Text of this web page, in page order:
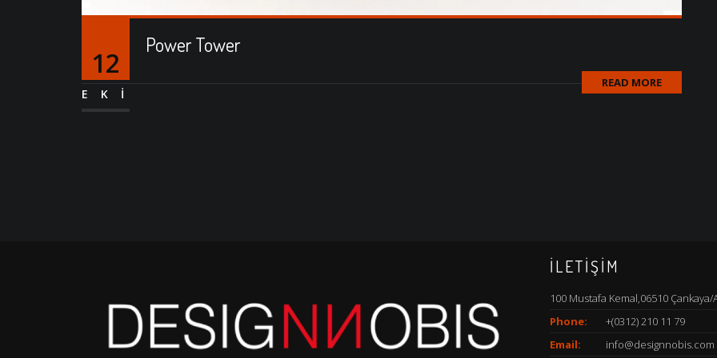
12
EKI
Power Tower
READ MORE
İLETİŞİM
100 Mustafa Kemal,06510 Çankaya/
Phone:
+(0312) 210 11 79
Email:
info@designnobis.com